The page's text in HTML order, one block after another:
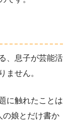
、息子が芸能活
ません。
に触れたことは
の娘とだけ書か